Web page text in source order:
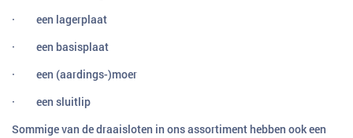
· een lagerplaat
· een basisplaat
· een (aardings-)moer
· een sluitlip
Sommige van de draaisloten in ons assortiment hebben ook een